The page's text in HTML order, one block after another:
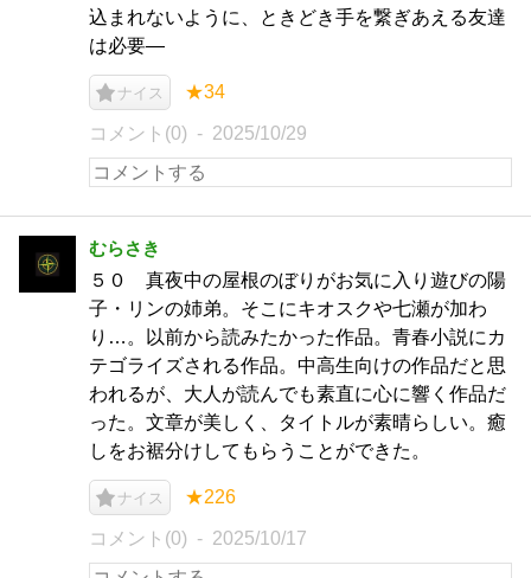
込まれないように、ときどき手を繋ぎあえる友達
は必要―
ナイス ★34
コメント(0) 2025/10/29
むらさき
５０ 真夜中の屋根のぼりがお気に入り遊びの陽
子・リンの姉弟。そこにキオスクや七瀬が加わ
り…。以前から読みたかった作品。青春小説にカ
テゴライズされる作品。中高生向けの作品だと思
われるが、大人が読んでも素直に心に響く作品だ
った。文章が美しく、タイトルが素晴らしい。癒
しをお裾分けしてもらうことができた。
ナイス ★226
コメント(0) 2025/10/17